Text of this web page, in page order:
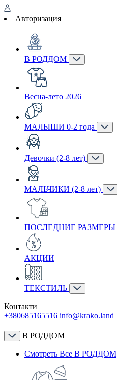
Авторизация
В РОДДОМ
Весна-лето 2026
МАЛЫШИ 0-2 года
Девочки (2-8 лет)
МАЛЬЧИКИ (2-8 лет)
ПОСЛЕДНИЕ РАЗМЕРЫ
АКЦИИ
ТЕКСТИЛЬ
Контакти
+380685165516 info@krako.land
В РОДДОМ
Смотреть Все В РОДДОМ